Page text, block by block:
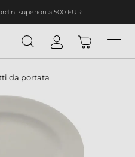
superiori a 500 EUR
da portata